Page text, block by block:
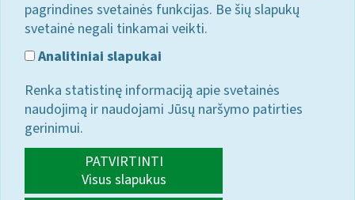
pagrindines svetainės funkcijas. Be šių slapukų
svetainė negali tinkamai veikti.
Analitiniai slapukai
Renka statistinę informaciją apie svetainės
naudojimą ir naudojami Jūsų naršymo patirties
gerinimui.
PATVIRTINTI
Visus slapukus